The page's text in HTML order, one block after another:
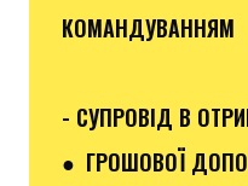
КОМАНДУВАННЯМ
- СУПРОВІД В
● ГРОШОВОЇ